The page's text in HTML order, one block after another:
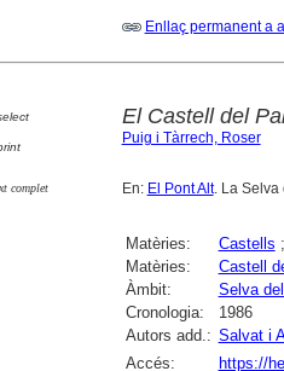
Enllaç permanent a
complet
El Castell del
Puig i Tàrrech, Roser
En: El Pont Alt. La Selva
Matèries: Castells ;
Matèries:
Castell
Àmbit:
Selva
Cronologia:
1986
Autors add.: Salvat i
Accés:
https://